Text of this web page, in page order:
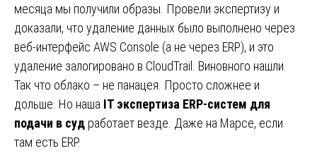
месяца мы получили образы. Провели экспертизу и
доказали, что удаление данных было выполнено через
веб-интерфейс AWS Console (а не через ERP), и это
удаление залогировано в CloudTrail. Виновного нашли.
Так что облако – не панацея. Просто сложнее и
дольше. Но наша IT экспертиза ERP-систем для
подачи в суд работает везде. Даже на Марсе, если
там есть ERP.